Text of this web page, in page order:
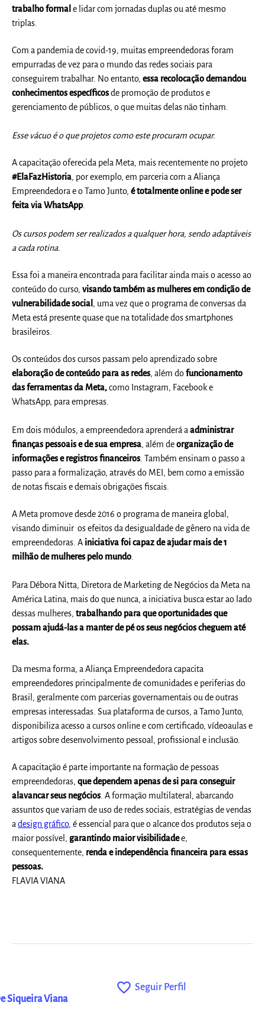
trabalho formale lidar com jornadas duplas ou até mesmo
triplas.
Com a pandemia de covid-19, muitas empreendedoras foram
empurradas de vez para o mundo das redes sociais para
conseguirem trabalhar. No entanto,essa recolocação demandou
conhecimentos específicosde promoção de produtos e
gerenciamento de públicos, o que muitas delas não tinham.
Esse vácuo é o que projetos como este procuram ocupar.
A capacitação oferecida pela Meta, mais recentemente no projeto
#ElaFazHistoria, por exemplo, em parceria com a Aliança
Empreendedora e o Tamo Junto,é totalmente online e pode ser
feita via WhatsApp.
Os cursos podem ser realizados a qualquer hora, sendo adaptáveis
a cada rotina.
Essa foi a maneira encontrada para facilitar ainda mais o acesso ao
conteúdo do curso,visando também as mulheres em condição de
vulnerabilidade social, uma vez que o programa de conversas da
Meta está presente quase que na totalidade dos smartphones
brasileiros.
Os conteúdos dos cursos passam pelo aprendizado sobre
elaboração de conteúdo para as redes, além dofuncionamento
das ferramentas da Meta,como Instagram, Facebook e
WhatsApp, para empresas.
Em dois módulos, a empreendedora aprenderá aadministrar
finanças pessoais e de sua empresa, além deorganização de
informações e registros financeiros . Também ensinam o passo a
passo para a formalização, através do MEI, bem como a emissão
de notas fiscais e demais obrigações fiscais.
A Meta promove desde 2016 o programa de maneira global,
visando diminuir os efeitos da desigualdade de gênero na vida de
empreendedoras. A iniciativa foi capaz de ajudar mais de 1
milhão de mulheres pelo mundo
Para Débora Nitta, Diretora de Marketing de Negócios da Meta na
América Latina, mais do que nunca, a iniciativa busca estar ao lado
dessas mulheres,trabalhando para que oportunidades que
possam ajudá-las a manter de pé os seus negócios cheguem até
elas.
Da mesma forma, a Aliança Empreendedora capacita
empreendedores principalmente de comunidades e periferias do
Brasil, geralmente com parcerias governamentais ou de outras
empresas interessadas. Sua plataforma de cursos, a Tamo Junto,
disponibiliza acesso a cursos online e com certificado, vídeoaulas e
artigos sobre desenvolvimento pessoal, profissional e inclusão.
A capacitação é parte importante na formação de pessoas
empreendedoras,que dependem apenas de si para conseguir
alavancar seus negócios . A formação multilateral, abarcando
assuntos que variam de uso de redes sociais, estratégias de vendas
adesign gráfico, é essencial para que o alcance dos produtos seja o
maior possível, garantindo maior visibilidadee,
consequentemente, renda e independência financeira para essas
pessoas.
FLAVIA VIANA
Siqueira Viana
favorite_outline Seguir Perfil